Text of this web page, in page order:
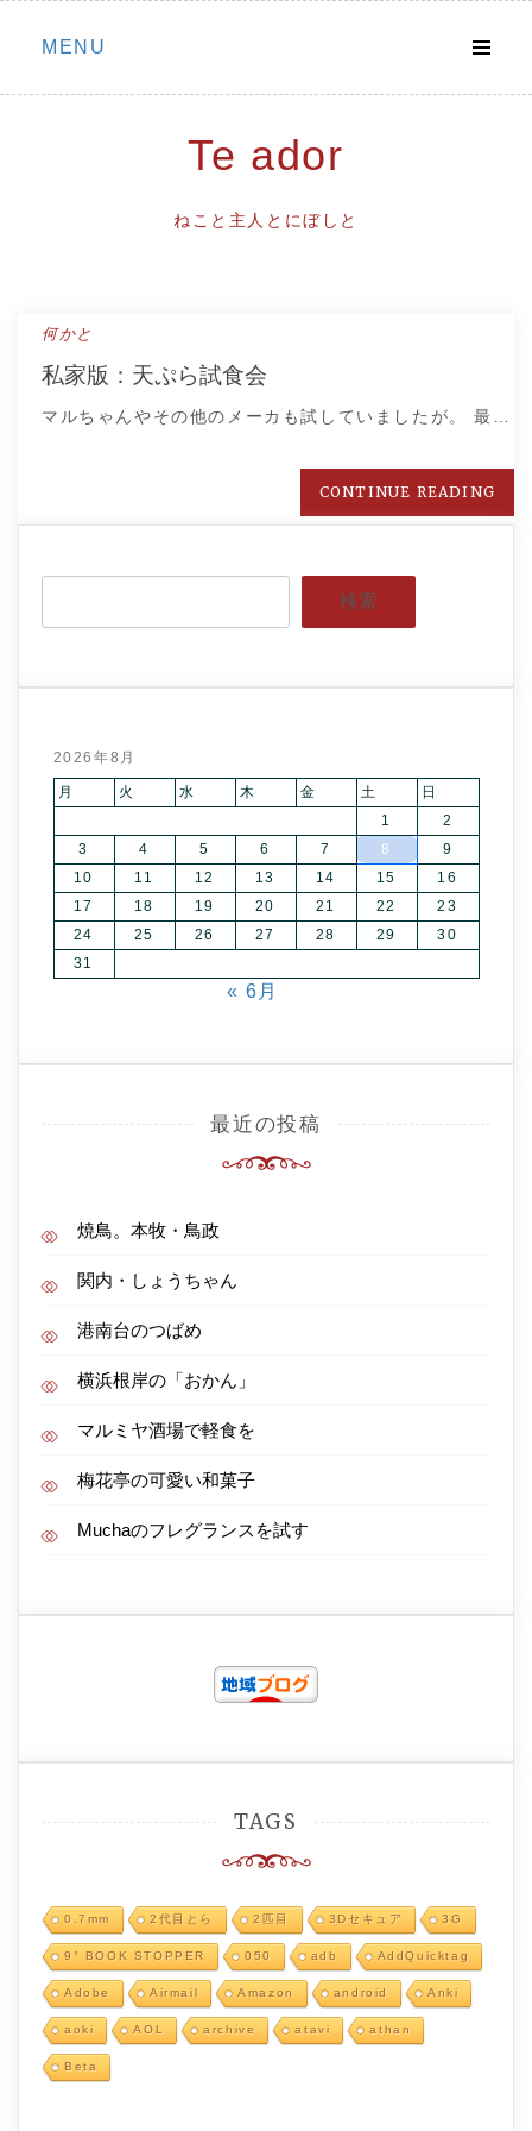
Skip
MENU
Te ador
ねこと主人とにぼしと
何かと
私家版：天ぷら試食会
マルちゃんやその他のメーカも試していましたが。 最…
CONTINUE READING
検索
2026年8月
月 火 水 木 金 土
日
1
2
3
4 5 6 7 8
9
10
11 12 13 14 15
16
17
18 19 20 21 22
23
24
25 26 27 28 29
30
31
« 6月
最近の投稿
焼鳥。本牧・鳥政
関内・しょうちゃん
港南台のつばめ
横浜根岸の「おかん」
マルミヤ酒場で軽食を
梅花亭の可愛い和菓子
Muchaのフレグランスを試す
TAGS
0.7mm 2代目とら 2匹目 3Dセキュア 3G
9° BOOK STOPPER 050 adb AddQuicktag
Adobe Airmail Amazon android Anki
aoki AOL archive atavi athan
Beta